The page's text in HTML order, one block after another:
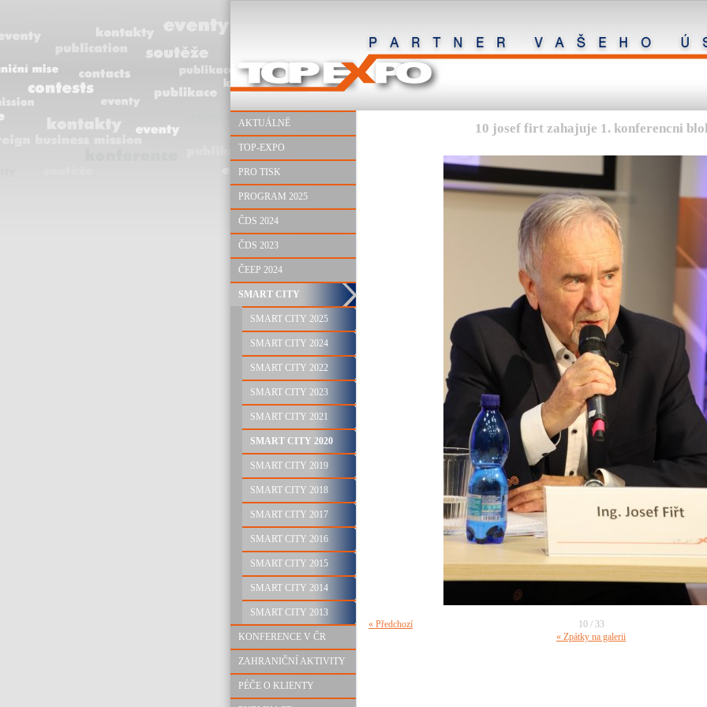
AKTUÁLNĚ
TOP-EXPO
PRO TISK
PROGRAM 2025
ČDS 2024
ČDS 2023
ČEEP 2024
SMART CITY
SMART CITY 2025
SMART CITY 2024
SMART CITY 2022
SMART CITY 2023
SMART CITY 2021
SMART CITY 2020
SMART CITY 2019
SMART CITY 2018
SMART CITY 2017
SMART CITY 2016
SMART CITY 2015
SMART CITY 2014
SMART CITY 2013
KONFERENCE V ČR
ZAHRANIČNÍ AKTIVITY
PÉČE O KLIENTY
10 josef firt zahajuje 1. konferencni
« Předchozí
10 / 33
« Zpátky na galerii